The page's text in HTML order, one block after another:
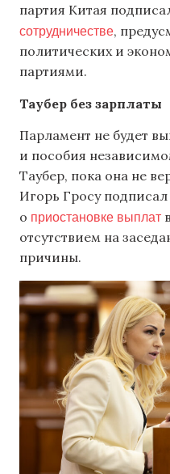
партия Китая
сотрудничестве,
политических и
партиями.
Таубер без зарплаты
Парламент не будет
и пособия
Таубер, пока она не
Игорь Гросу
о приостановке выплат
отсутствием на
причины.